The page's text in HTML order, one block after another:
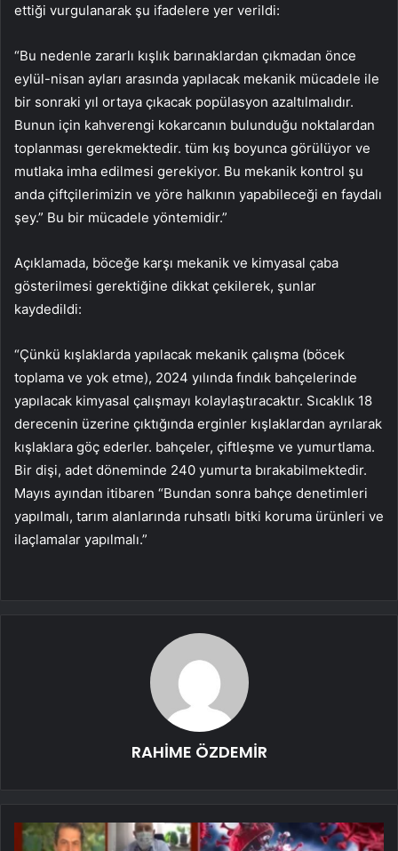
ettiği vurgulanarak şu ifadelere yer verildi:
“Bu nedenle zararlı kışlık barınaklardan çıkmadan önce
eylül-nisan ayları arasında yapılacak mekanik mücadele ile
bir sonraki yıl ortaya çıkacak popülasyon azaltılmalıdır.
Bunun için kahverengi kokarcanın bulunduğu noktalardan
toplanması gerekmektedir. tüm kış boyunca görülüyor ve
mutlaka imha edilmesi gerekiyor. Bu mekanik kontrol şu
anda çiftçilerimizin ve yöre halkının yapabileceği en faydalı
şey.” Bu bir mücadele yöntemidir.”
Açıklamada, böceğe karşı mekanik ve kimyasal çaba
gösterilmesi gerektiğine dikkat çekilerek, şunlar
kaydedildi:
“Çünkü kışlaklarda yapılacak mekanik çalışma (böcek
toplama ve yok etme), 2024 yılında fındık bahçelerinde
yapılacak kimyasal çalışmayı kolaylaştıracaktır. Sıcaklık 18
derecenin üzerine çıktığında erginler kışlaklardan ayrılarak
kışlaklara göç ederler. bahçeler, çiftleşme ve yumurtlama.
Bir dişi, adet döneminde 240 yumurta bırakabilmektedir.
Mayıs ayından itibaren “Bundan sonra bahçe denetimleri
yapılmalı, tarım alanlarında ruhsatlı bitki koruma ürünleri ve
ilaçlamalar yapılmalı.”
RAHİME ÖZDEMİR